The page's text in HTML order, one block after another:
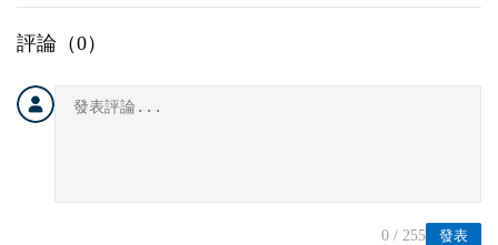
評論（0）
發表
0 / 255